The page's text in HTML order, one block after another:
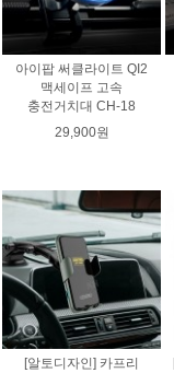
아이팝 써클라이트 QI2
맥세이프 고속
충전거치대 CH-18
29,900원
[알토디자인] 카프리